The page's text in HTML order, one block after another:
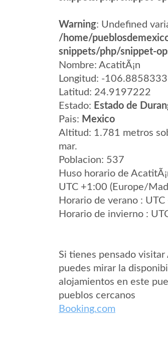
Warning: Undefined
/home/
snippets/php/snippet-
Nombre: AcatitÃ¡n
Longitud: -106.8858333
Latitud: 24.9197222
Estado: Estado de
Pais: Mexico
Altitud: 1.781 metros
mar.
Poblacion: 537
Huso horario de
UTC +1:00 (Europe/
Horario de verano :
Horario de invierno :
Si tienes pensado visitar
puedes mirar la
alojamientos en este
pueblos cercanos
Booking.com